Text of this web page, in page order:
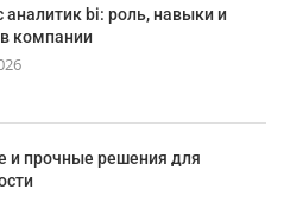
аналитик bi: роль, навыки и
компании
и прочные решения для